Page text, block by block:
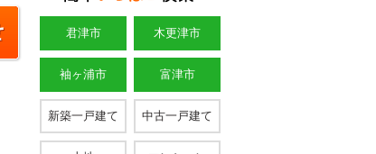
君津市 木更津市
袖ヶ浦市 富津市
新築一戸建て 中古一戸建て